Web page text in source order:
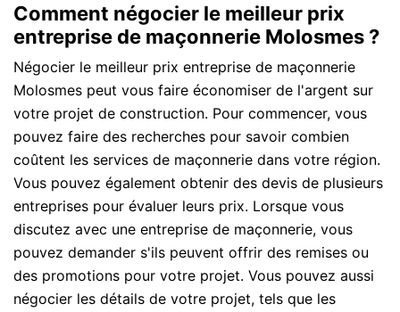
Comment négocier le meilleur prix
entreprise de maçonnerie Molosmes ?
Négocier le meilleur prix entreprise de maçonnerie
Molosmes peut vous faire économiser de l'argent sur
votre projet de construction. Pour commencer, vous
pouvez faire des recherches pour savoir combien
coûtent les services de maçonnerie dans votre région.
Vous pouvez également obtenir des devis de plusieurs
entreprises pour évaluer leurs prix. Lorsque vous
discutez avec une entreprise de maçonnerie, vous
pouvez demander s'ils peuvent offrir des remises ou
des promotions pour votre projet. Vous pouvez aussi
négocier les détails de votre projet, tels que les